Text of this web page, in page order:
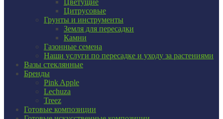
Цветущие
Цитрусовые
Грунты и инструменты
Земля для пересадки
Камни
Газонные семена
Наши услуги по пересадке и уходу за растениями
Вазы стеклянные
Бренды
Pink Apple
Lechuza
Treez
Готовые композиции